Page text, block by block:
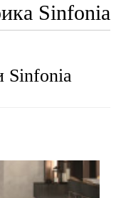
Sinfonia
Sinfonia